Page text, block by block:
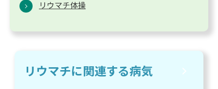
リウマチ体操
リウマチに関連する病気